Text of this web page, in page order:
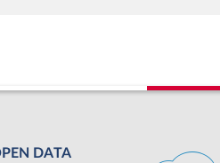
DATA